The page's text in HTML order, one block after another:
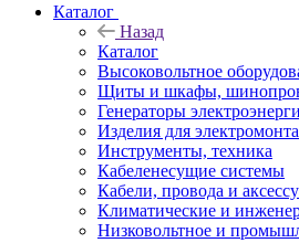
Каталог
Назад
Каталог
Высоковольтное
Щиты и шкафы,
Генераторы
Изделия для
Инструменты, техника
Кабеленесущие системы
Кабели, провода и
Климатические и
Низковольтное и